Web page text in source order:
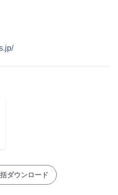
ダウンロード